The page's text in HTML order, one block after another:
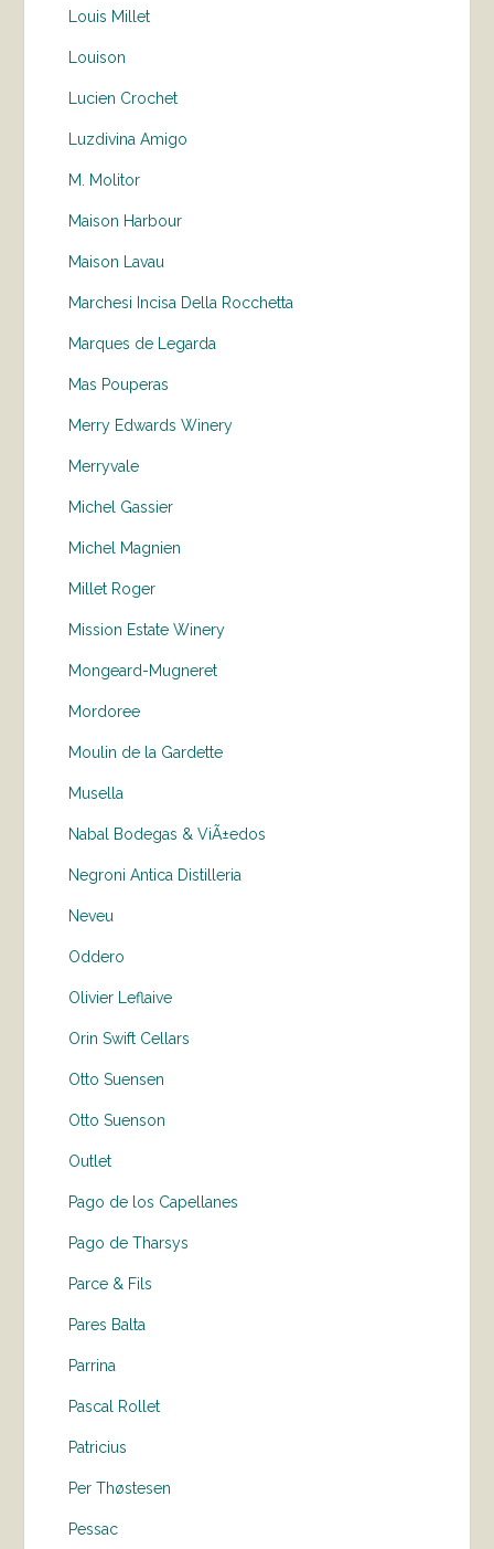
Louis Millet
Louison
Lucien Crochet
Luzdivina Amigo
M. Molitor
Maison Harbour
Maison Lavau
Marchesi Incisa Della Rocchetta
Marques de Legarda
Mas Pouperas
Merry Edwards Winery
Merryvale
Michel Gassier
Michel Magnien
Millet Roger
Mission Estate Winery
Mongeard-Mugneret
Mordoree
Moulin de la Gardette
Musella
Nabal Bodegas & ViÃ±edos
Negroni Antica Distilleria
Neveu
Oddero
Olivier Leflaive
Orin Swift Cellars
Otto Suensen
Otto Suenson
Outlet
Pago de los Capellanes
Pago de Tharsys
Parce & Fils
Pares Balta
Parrina
Pascal Rollet
Patricius
Per Thøstesen
Pessac